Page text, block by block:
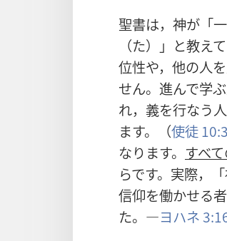
聖書は，神が「
（た）」と教え
位性や，他の人
せん。進んで学
れ，義を行なう
ます。（使徒
なります。 すべ
らです。実際，
信仰を働かせる
た。―ヨハネ